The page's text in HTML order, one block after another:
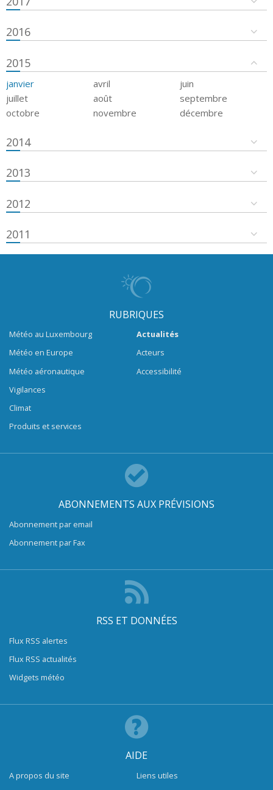
2016
2015
janvier avril
juin
juillet
août
septembre
octobre
novembre décembre
2014
2013
2012
2011
RUBRIQUES
Météo au Luxembourg
Météo en Europe
Météo aéronautique
Vigilances
Climat
Produits et services
Actualités
Acteurs
Accessibilité
ABONNEMENTS AUX PRÉVISIONS
Abonnement par email
Abonnement par Fax
RSS ET DONNÉES
Flux RSS alertes
Flux RSS actualités
Widgets météo
AIDE
A propos du site
Liens utiles